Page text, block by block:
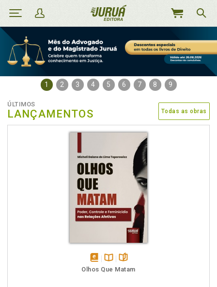
MEU
1 2 3 4 5 6 7 8 9
ÚLTIMOS
LANÇAMENTOS Todas as obras
disponívelDisponível
páginas
Olhos Que Matam